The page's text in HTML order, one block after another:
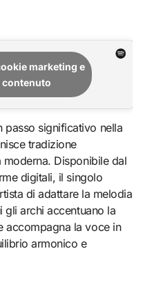
marketing e
passo significativo nella
tradizione
moderna. Disponibile dal
digitali, il singolo
di adattare la melodia
gli archi accentuano la
accompagna la voce in
armonico e